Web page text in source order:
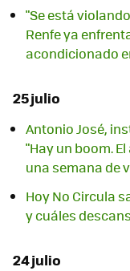
"Se está
Renfe ya
acondicionado
25 julio
Antonio José,
"Hay un boom.
una semana de
Hoy No Circula
y cuáles
24 julio